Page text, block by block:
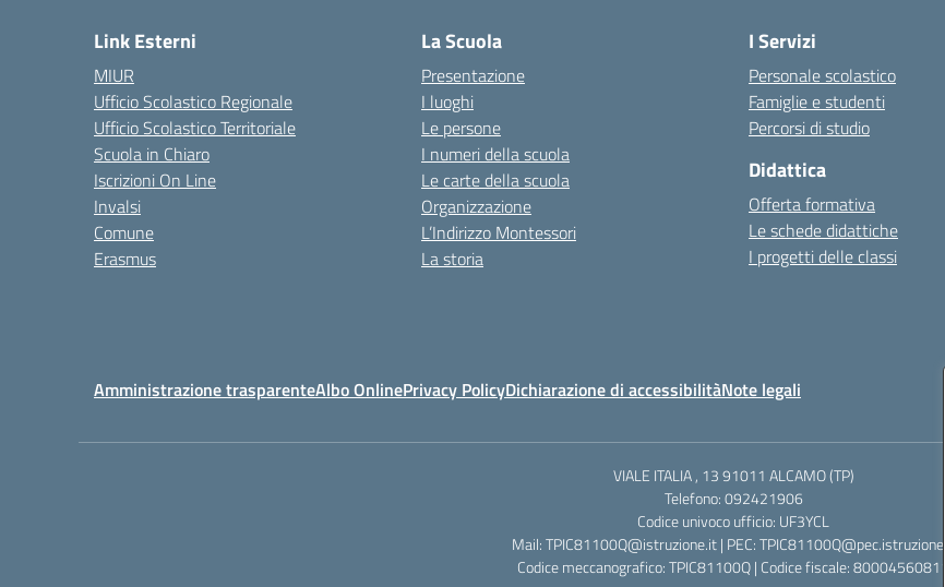
Link Esterni
MIUR
Ufficio Scolastico Regionale
Ufficio Scolastico Territoriale
Scuola in Chiaro
Iscrizioni On Line
Invalsi
Comune
Erasmus
La Scuola
Presentazione
I luoghi
Le persone
I numeri della scuola
Le carte della scuola
Organizzazione
L’Indirizzo Montessori
La storia
I Servizi
Personale scolastico
Famiglie e studenti
Percorsi di studio
Didattica
Offerta formativa
Le schede didattiche
I progetti delle classi
Amministrazione trasparenteAlbo OnlinePrivacy PolicyDichiarazione di accessibilitàNote legali
VIALE ITALIA , 13 91011 ALCAMO (TP)
Telefono: 092421906
Codice univoco ufficio: UF3YCL
Mail: TPIC81100Q@istruzione.it | PEC: TPIC81100Q@pec.istruzione.it
Codice meccanografico: TPIC81100Q | Codice fiscale: 80004560811